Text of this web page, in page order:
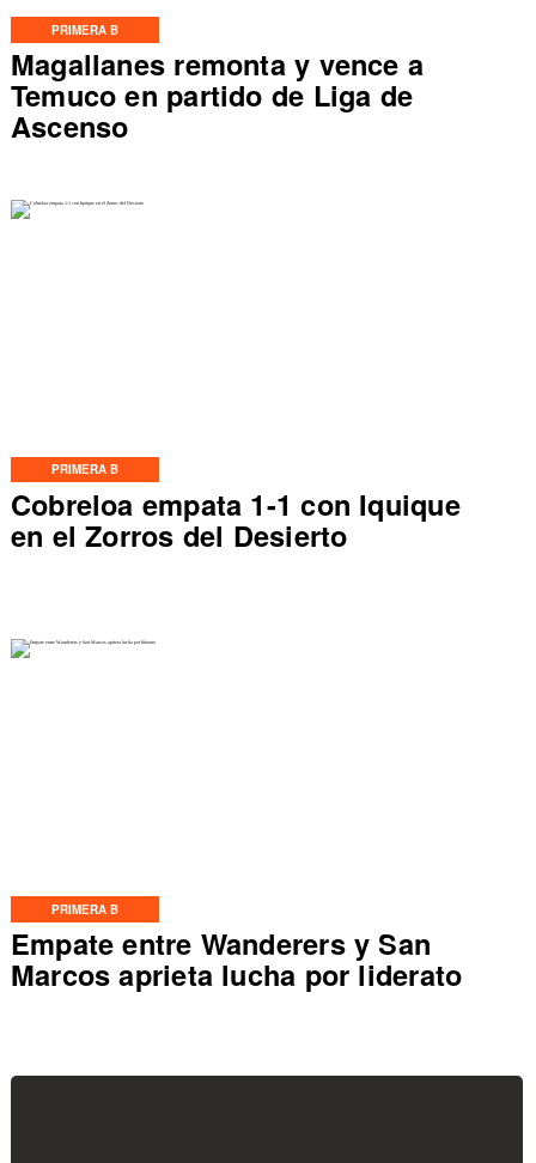
PRIMERA B
Magallanes remonta y vence a
Temuco en partido de Liga de
Ascenso
PRIMERA B
Cobreloa empata 1-1 con Iquique
en el Zorros del Desierto
PRIMERA B
Empate entre Wanderers y San
Marcos aprieta lucha por liderato